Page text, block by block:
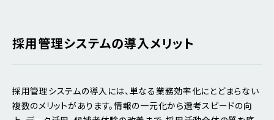
採用管理システムの導入メリット
採用管理システムの導入には、単なる業務効率化にとどまらない
複数のメリットがあります。情報の一元化から選考スピードの向